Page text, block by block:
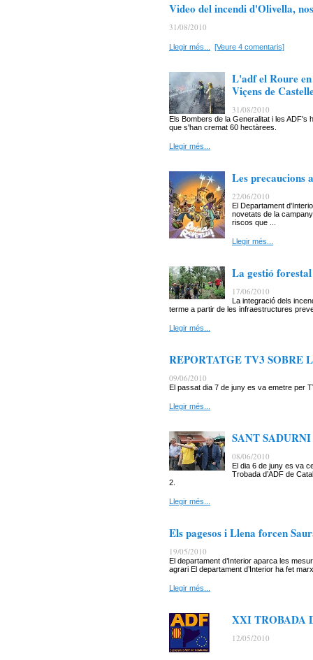
Video del incendi d'Olivella,
31/08/2010
Llegir més... [Veure 4 comentaris]
L'adf el Roure
Viçens de
31/08/2010
Els Bombers de la Generalitat i les ADF's
que s'han cremat 60 hectàrees.
Llegir més...
Les precaucions
22/06/2010
El Departament
novetats de la
riscos que ...
Llegir més...
La gestió
17/06/2010
La integració dels
terme a partir de les infraestructures
Llegir més...
REPORTATGE TV3 SOBRE
09/06/2010
El passat dia 7 de juny es va emetre per
Llegir més...
SANT
08/06/2010
El dia 6 de juny es va
Trobada d’ADF de
2.
Llegir més...
Els pagesos i Llena forcen
19/05/2010
El departament d’Interior aparca les
agrari El departament d’Interior ha fet
Llegir més...
XXI TROBADA
12/05/2010